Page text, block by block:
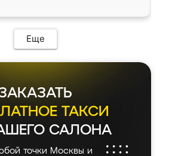
Еще
ТАКСИ
САЛОНА
точки Москвы и